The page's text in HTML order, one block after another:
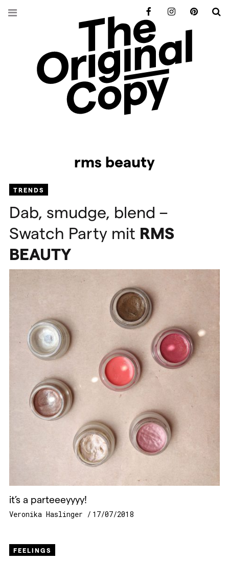
rms beauty
TRENDS
Dab, smudge, blend –
Swatch Party mit RMS
BEAUTY
it’s a parteeeyyyy!
Veronika Haslinger 17/07/2018
FEELINGS
FacebookInstagramPinterest